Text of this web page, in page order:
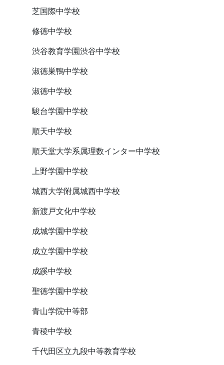
芝国際中学校
修徳中学校
渋谷教育学園渋谷中学校
淑徳巣鴨中学校
淑徳中学校
駿台学園中学校
順天中学校
順天堂大学系属理数インター中学校
上野学園中学校
城西大学附属城西中学校
新渡戸文化中学校
成城学園中学校
成立学園中学校
成蹊中学校
聖徳学園中学校
青山学院中等部
青稜中学校
千代田区立九段中等教育学校